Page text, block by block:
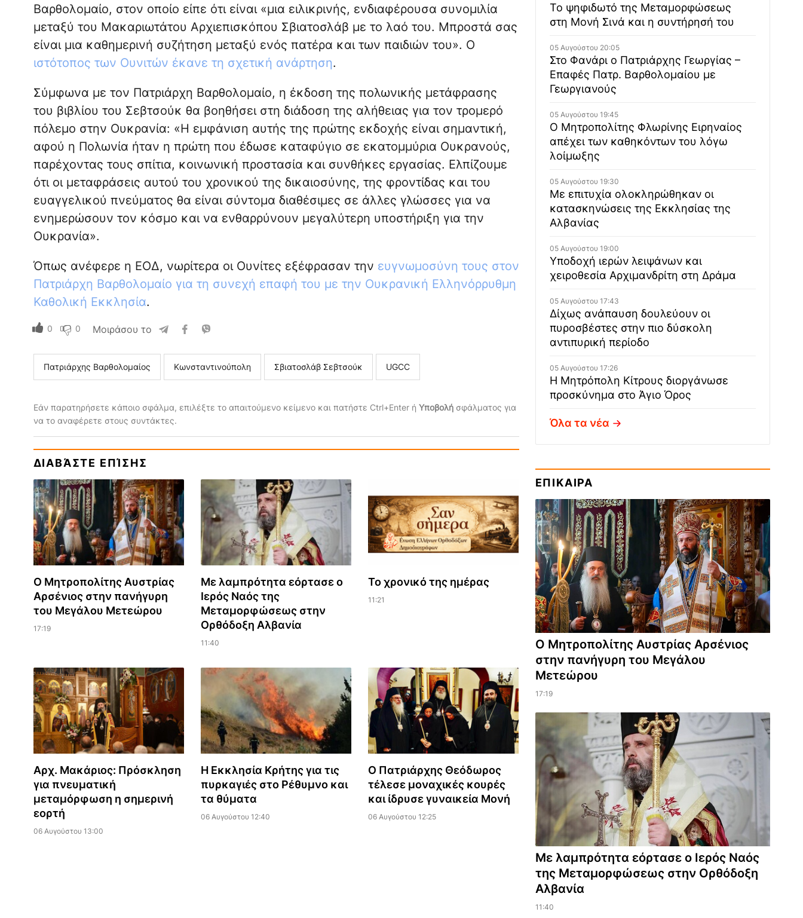
Βαρθολομαίο, στον οποίο είπε ότι είναι «μια ειλικρινής, ενδιαφέρουσα συνομιλία
μεταξύ του Μακαριωτάτου Αρχιεπισκόπου Σβιατοσλάβ με το λαό του. Μπροστά σας
είναι μια καθημερινή συζήτηση μεταξύ ενός πατέρα και των παιδιών του». Ο
ιστότοπος των Ουνιτών έκανε τη σχετική ανάρτηση.
Σύμφωνα με τον Πατριάρχη Βαρθολομαίο, η έκδοση της πολωνικής μετάφρασης
του βιβλίου του Σεβτσούκ θα βοηθήσει στη διάδοση της αλήθειας για τον τρομερό
πόλεμο στην Ουκρανία: «Η εμφάνιση αυτής της πρώτης εκδοχής είναι σημαντική,
αφού η Πολωνία ήταν η πρώτη που έδωσε καταφύγιο σε εκατομμύρια Ουκρανούς,
παρέχοντας τους σπίτια, κοινωνική προστασία και συνθήκες εργασίας. Ελπίζουμε
ότι οι μεταφράσεις αυτού του χρονικού της δικαιοσύνης, της φροντίδας και του
ευαγγελικού πνεύματος θα είναι σύντομα διαθέσιμες σε άλλες γλώσσες για να
ενημερώσουν τον κόσμο και να ενθαρρύνουν μεγαλύτερη υποστήριξη για την
Ουκρανία».
Όπως ανέφερε η ΕΟΔ, νωρίτερα οι Ουνίτες εξέφρασαν την ευγνωμοσύνη τους στον
Πατριάρχη Βαρθολομαίο για τη συνεχή επαφή του με την Ουκρανική Ελληνόρρυθμη
Καθολική Εκκλησία.
0 0 Μοιράσου το
Πατριάρχης Βαρθολομαίος Κωνσταντινούπολη Σβιατοσλάβ Σεβτσούκ UGCC
Εάν παρατηρήσετε κάποιο σφάλμα, επιλέξτε το απαιτούμενο κείμενο και πατήστε Ctrl+Enter ή Υποβολήσφάλματος για
να το αναφέρετε στους συντάκτες.
ΔΙΑΒΆΣΤΕ ΕΠΊΣΗΣ
Ο Μητροπολίτης Αυστρίας
Αρσένιος στην πανήγυρη
του Μεγάλου Μετεώρου
17:19
Με λαμπρότητα εόρτασε ο
Ιερός Ναός της
Μεταμορφώσεως στην
Ορθόδοξη Αλβανία
11:40
Το χρονικό της ημέρας
11:21
Αρχ. Μακάριος: Πρόσκληση
για πνευματική
μεταμόρφωση η σημερινή
εορτή
06 Αυγούστου 13:00
Η Εκκλησία Κρήτης για τις
πυρκαγιές στο Ρέθυμνο και
τα θύματα
06 Αυγούστου 12:40
Ο Πατριάρχης Θεόδωρος
τέλεσε μοναχικές κουρές
και ίδρυσε γυναικεία Μονή
06 Αυγούστου 12:25
Το ψηφιδωτό της Μεταμορφώσεως
στη Μονή Σινά και η συντήρησή του
05 Αυγούστου 20:05
Στο Φανάρι ο Πατριάρχης Γεωργίας –
Επαφές Πατρ. Βαρθολομαίου με
Γεωργιανούς
05 Αυγούστου 19:45
Ο Μητροπολίτης Φλωρίνης Ειρηναίος
απέχει των καθηκόντων του λόγω
λοίμωξης
05 Αυγούστου 19:30
Με επιτυχία ολοκληρώθηκαν οι
κατασκηνώσεις της Εκκλησίας της
Αλβανίας
05 Αυγούστου 19:00
Υποδοχή ιερών λειψάνων και
χειροθεσία Αρχιμανδρίτη στη Δράμα
05 Αυγούστου 17:43
Δίχως ανάπαυση δουλεύουν οι
πυροσβέστες στην πιο δύσκολη
αντιπυρική περίοδο
05 Αυγούστου 17:26
Η Μητρόπολη Κίτρους διοργάνωσε
προσκύνημα στο Άγιο Όρος
Όλα τα νέα
ΕΠΙΚΑΙΡΑ
Ο Μητροπολίτης Αυστρίας Αρσένιος
στην πανήγυρη του Μεγάλου
Μετεώρου
17:19
Με λαμπρότητα εόρτασε ο Ιερός Ναός
της Μεταμορφώσεως στην Ορθόδοξη
Αλβανία
11:40